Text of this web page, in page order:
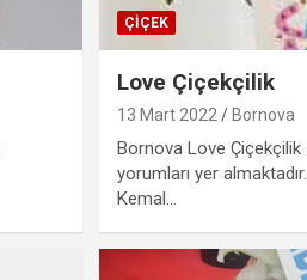
ÇIÇEK
Love Çiçekçilik
13 Mart 2022 Bornova
Bornova Love
yorumları yer
Kemal…